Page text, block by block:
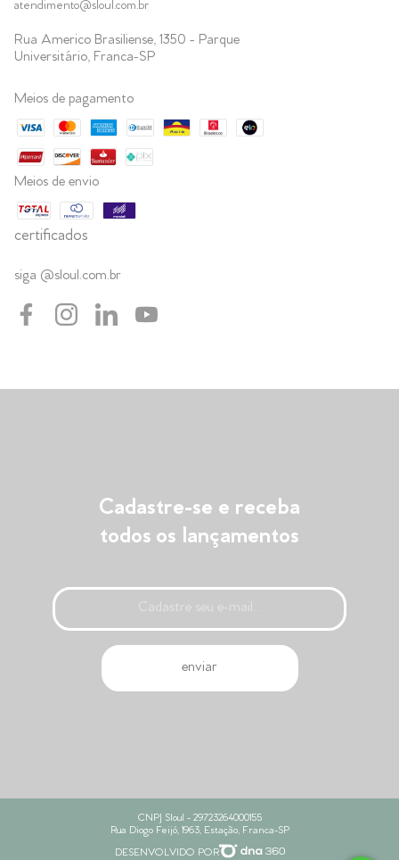
atendimento@sloul.com.br
Rua Americo Brasiliense, 1350 - Parque
Universitário, Franca-SP
Meios de pagamento
Meios de envio
certificados
siga @sloul.com.br
Cadastre-se e receba
todos os lançamentos
CNPJ Sloul - 29723264000155
Rua Diogo Feijó, 1963, Estação, Franca-SP
DESENVOLVIDO POR